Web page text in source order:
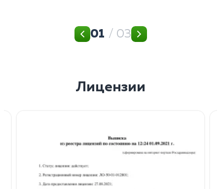
01 / 03
Лицензии